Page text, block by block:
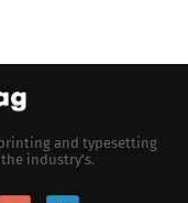
and typesetting
industry's.